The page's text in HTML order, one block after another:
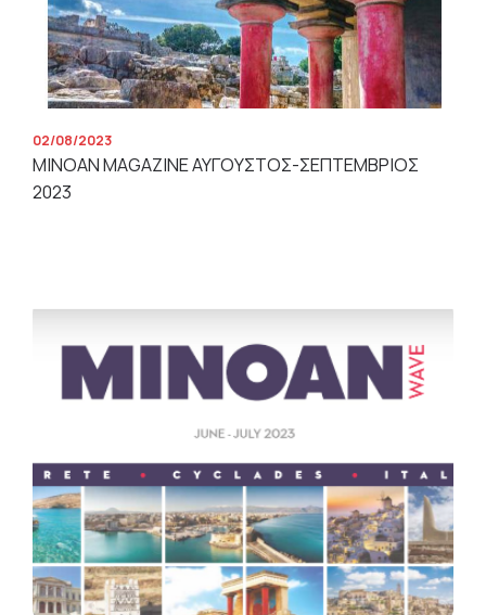
02/08/2023
MINOAN MAGAZINE ΑΥΓΟΥΣΤΟΣ-ΣΕΠΤΕΜΒΡΙΟΣ
2023